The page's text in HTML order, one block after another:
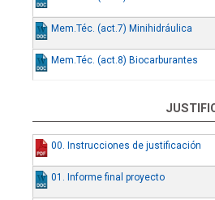
Mem.Téc. (act.7) Minihidráulica
Mem.Téc. (act.8) Biocarburantes
00. Instrucciones de justificación
01. Informe final proyecto